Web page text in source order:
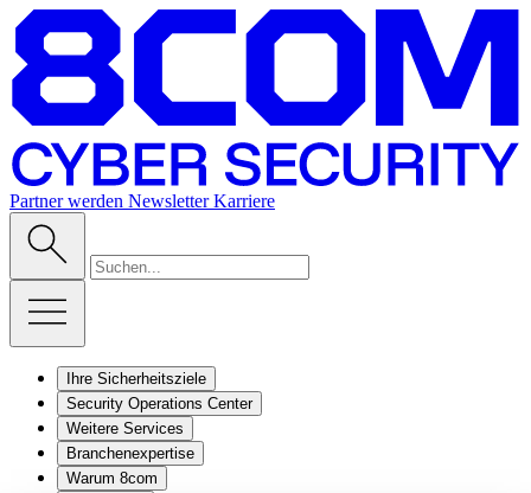
Partner werden NewsletterKarriere
Ihre Sicherheitsziele
Security Operations Center
Weitere Services
Branchenexpertise
Warum 8com